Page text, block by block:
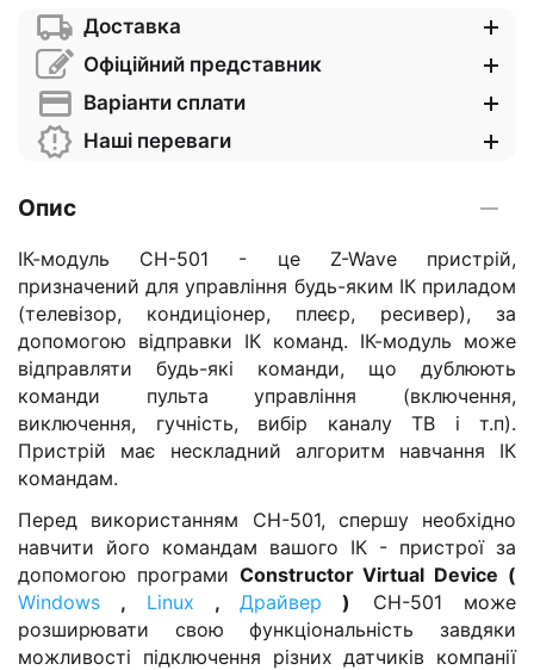
Доставка
Офіційний представник
Варіанти сплати
Наші переваги
Опис
ІК-модуль СН-501 - це Z-Wave пристрій,
призначений для управління будь-яким ІК приладом
(телевізор, кондиціонер, плеєр, ресивер), за
допомогою відправки ІК команд. ІК-модуль може
відправляти будь-які команди, що дублюють
команди пульта управління (включення,
виключення, гучність, вибір каналу ТВ і т.п).
Пристрій має нескладний алгоритм навчання ІК
командам.
Перед використанням СН-501, спершу необхідно
навчити його командам вашого ІК - пристрої за
допомогою програми Constructor Virtual Device (
Windows , Linux ,Драйвер )
СН-501 може
розширювати свою функціональність завдяки
можливості підключення різних датчиків компанії